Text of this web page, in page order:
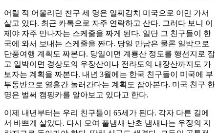
어릴 적 어울리던 친구 세 명은 일찌감치 미국으로 이민 가서
살고 있다. 최근 카톡으로 자주 연락하고 산다. 그러다 보니 이
제야 자주 만나자는 스케줄을 짜게 된다. 일단 그 친구들이 한
국에 와서 보내는 스케줄을 짠다. 당일 만남은 물론 일박으로
단풍여행 계획도 짜본다. 당일이면 계룡산 정도를 행선지로 잡
고 일박이면 경상도의 우장산이나 전라도의 내장산까지도 가
보자는 계획을 짜본다. 내년 3월에는 한국 친구들이 미국에 부
부동반으로 열흘간 놀러간다는 계획도 잡아본다. 미국 친구 한
명은 벌써 캠핑카를 알아보고 있다고 한다.
이제 내년부터는 우리 친구들이 65세가 된다. 각자 다른 길에
서 바쁘게 살았다. 다시 모여 풀냄새 난초 냄새나는 우정의 지